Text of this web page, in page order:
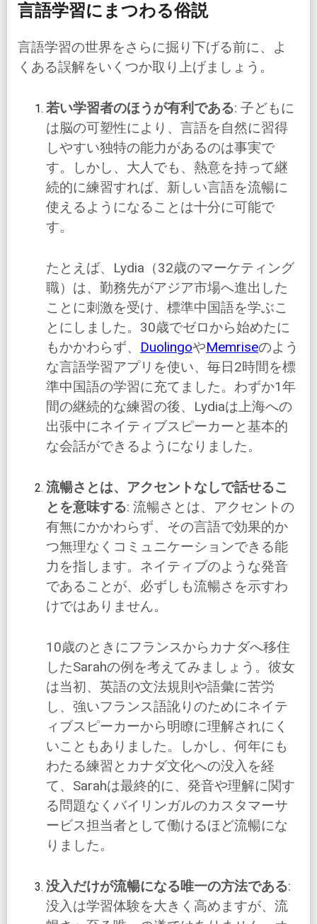
言語学習にまつわる俗説
言語学習の世界をさらに掘り下げる前に、よ
くある誤解をいくつか取り上げましょう。
若い学習者のほうが有利である: 子どもに
は脳の可塑性により、言語を自然に習得
しやすい独特の能力があるのは事実で
す。しかし、大人でも、熱意を持って継
続的に練習すれば、新しい言語を流暢に
使えるようになることは十分に可能で
す。
たとえば、Lydia（32歳のマーケティング
職）は、勤務先がアジア市場へ進出した
ことに刺激を受け、標準中国語を学ぶこ
とにしました。30歳でゼロから始めたに
もかかわらず、 DuolingoやMemriseのよう
な言語学習アプリを使い、毎日2時間を標
準中国語の学習に充てました。わずか1年
間の継続的な練習の後、Lydiaは上海への
出張中にネイティブスピーカーと基本的
な会話ができるようになりました。
流暢さとは、アクセントなしで話せるこ
とを意味する: 流暢さとは、アクセントの
有無にかかわらず、その言語で効果的か
つ無理なくコミュニケーションできる能
力を指します。ネイティブのような発音
であることが、必ずしも流暢さを示すわ
けではありません。
10歳のときにフランスからカナダへ移住
したSarahの例を考えてみましょう。彼女
は当初、英語の文法規則や語彙に苦労
し、強いフランス語訛りのためにネイテ
ィブスピーカーから明瞭に理解されにく
いこともありました。しかし、何年にも
わたる練習とカナダ文化への没入を経
て、Sarahは最終的に、発音や理解に関す
る問題なくバイリンガルのカスタマーサ
ービス担当者として働けるほど流暢にな
りました。
没入だけが流暢になる唯一の方法である:
没入は学習体験を大きく高めますが、流